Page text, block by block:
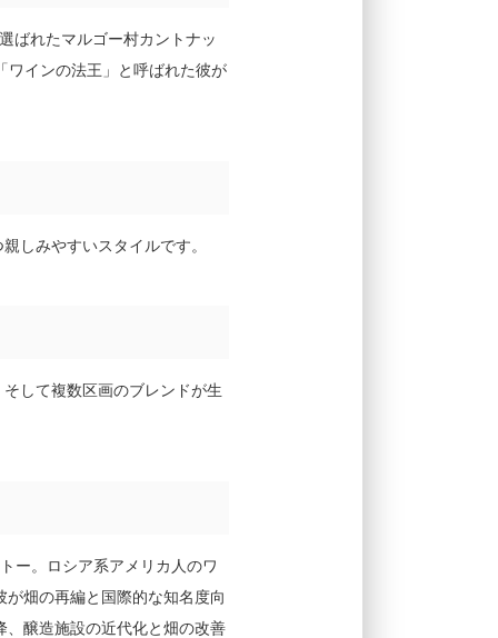
ばれたマルゴー村カントナッ
ワインの法王」と呼ばれた彼が
しみやすいスタイルです。
して複数区画のブレンドが生
ー。ロシア系アメリカ人のワ
畑の再編と国際的な知名度向
醸造施設の近代化と畑の改善